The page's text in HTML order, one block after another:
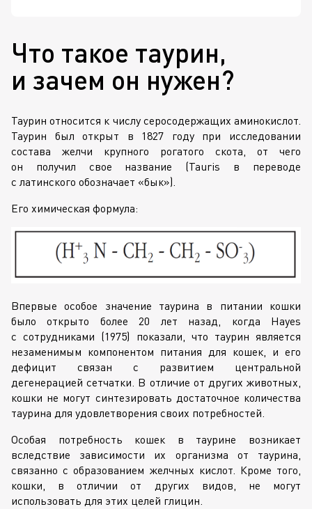
Что такое таурин,
и зачем он нужен?
Таурин относится к числу серосодержащих аминокислот.
Таурин был открыт в 1827 году при исследовании
состава желчи крупного рогатого скота, от чего
он получил свое название (Tauris в переводе
с латинского обозначает «бык»).
Его химическая формула:
Впервые особое значение таурина в питании кошки
было открыто более 20 лет назад, когда Hayes
с сотрудниками (1975) показали, что таурин является
незаменимым компонентом питания для кошек, и его
дефицит связан с развитием центральной
дегенерацией сетчатки. В отличие от других животных,
кошки не могут синтезировать достаточное количества
таурина для удовлетворения своих потребностей.
Особая потребность кошек в таурине возникает
вследствие зависимости их организма от таурина,
связанно с образованием желчных кислот. Кроме того,
кошки, в отличии от других видов, не могут
использовать для этих целей глицин.